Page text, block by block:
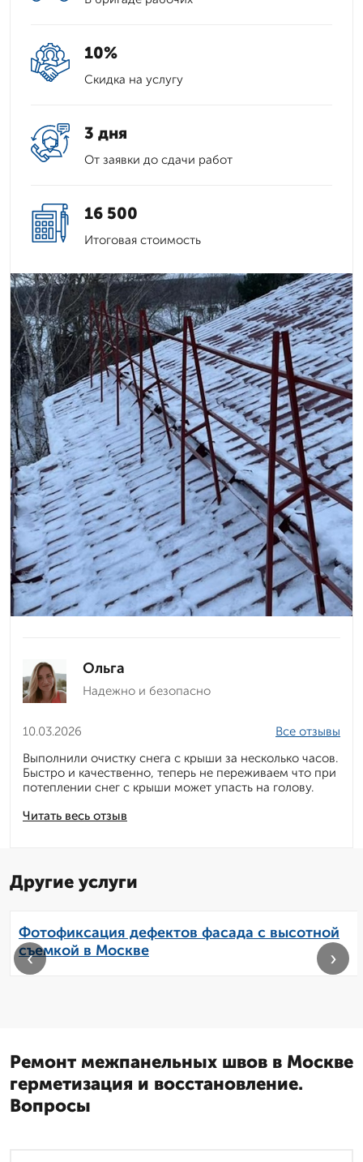
10%
Скидка на услугу
3 дня
От заявки до сдачи работ
16 500
Итоговая стоимость
Ольга
Надежно и безопасно
10.03.2026
Читать весь отзыв
Все отзывы
Выполнили очистку снега с крыши за несколько часов.
Быстро и качественно, теперь не переживаем что при
потеплении снег с крыши может упасть на голову.
Другие услуги
Фотофиксация дефектов фасада с высотной
съемкой в Москве
‹ ›
Ремонт межпанельных швов в Москве
герметизация и восстановление.
Вопросы